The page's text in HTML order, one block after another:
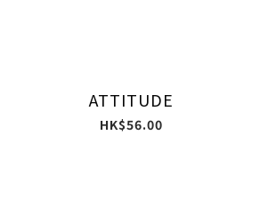
ATTITUDE
HK$56.00